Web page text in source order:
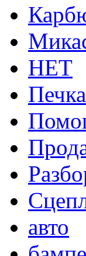
НЕТ
Печка
авто